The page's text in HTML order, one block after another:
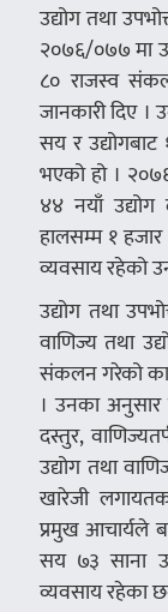
उद्योग तथा
२०७६/०७७ मा
८० राजस्व
जानकारी दिए
सय र
भएको हो ।
४४ नयाँ उद्योग
हालसम्म १
व्यवसाय रहेको
उद्योग तथा
वाणिज्य तथा
संकलन गरेको
। उनका अनुसार
दस्तुर,
उद्योग तथा
खारेजी
प्रमुख आचार्यले
सय ७३ साना
व्यवसाय रहेका